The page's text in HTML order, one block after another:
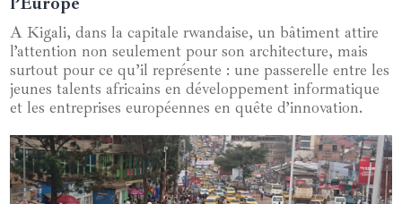
A Kigali, dans la capitale rwandaise, un bâtiment attire
l’attention non seulement pour son architecture, mais
surtout pour ce qu’il représente : une passerelle entre les
jeunes talents africains en développement informatique
et les entreprises européennes en quête d’innovation.